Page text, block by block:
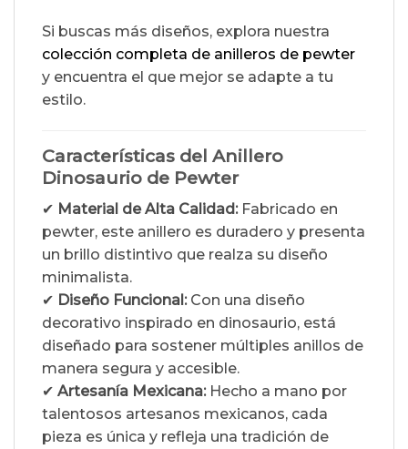
Si buscas más diseños, explora nuestra
colección completa de anilleros de pewter
y encuentra el que mejor se adapte a tu
estilo.
Características del Anillero
Dinosaurio de Pewter
✔ Material de Alta Calidad:Fabricado en
pewter, este anillero es duradero y presenta
un brillo distintivo que realza su diseño
minimalista.
✔ Diseño Funcional:Con una diseño
decorativo inspirado en dinosaurio, está
diseñado para sostener múltiples anillos de
manera segura y accesible.
✔ Artesanía Mexicana:Hecho a mano por
talentosos artesanos mexicanos, cada
pieza es única y refleja una tradición de